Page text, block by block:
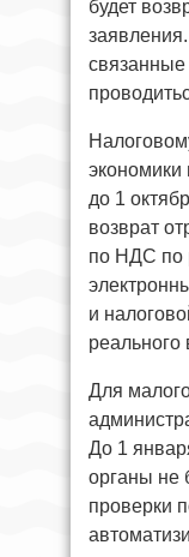
будет
до 1
возврат
по НДС по
и
реального
Для
До 1
органы не
проверки